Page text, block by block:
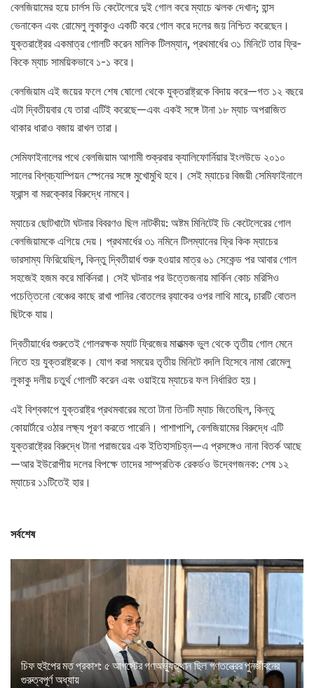
বেলজিয়ামের হয়ে চার্লস ডি কেটেলেরে দুই গোল করে ম্যাচে ঝলক দেখান; হান্স
ভেনাকেন এবং রোমেলু লুকাকুও একটি করে গোল করে দলের জয় নিশ্চিত করেছেন।
যুক্তরাষ্ট্রের একমাত্র গোলটি করেন মালিক টিলম্যান, প্রথমার্ধের ৩১ মিনিটে তার ফ্রি-
কিকে ম্যাচ সাময়িকভাবে ১-১ করে।
বেলজিয়াম এই জয়ের ফলে শেষ ষোলো থেকে যুক্তরাষ্ট্রকে বিদায় করে—গত ১২ বছরে
এটা দ্বিতীয়বার যে তারা এটিই করেছে—এবং একই সঙ্গে টানা ১৮ ম্যাচ অপরাজিত
থাকার ধারাও বজায় রাখল তারা।
সেমিফাইনালের পথে বেলজিয়াম আগামী শুক্রবার ক্যালিফোর্নিয়ার ইংলউডে ২০১০
সালের বিশ্বচ্যাম্পিয়ন স্পেনের সঙ্গে মুখোমুখি হবে। সেই ম্যাচের বিজয়ী সেমিফাইনালে
ফ্রান্স বা মরক্কোর বিরুদ্ধে নামবে।
ম্যাচের ছোটখাটো ঘটনার বিবরণও ছিল নাটকীয়: অষ্টম মিনিটেই ডি কেটেলেরের গোল
বেলজিয়ামকে এগিয়ে দেয়। প্রথমার্ধের ৩১ নমিনে টিলম্যানের ফ্রি কিক ম্যাচের
ভারসাম্য ফিরিয়েছিল, কিন্তু দ্বিতীয়ার্ধ শুরু হওয়ার মাত্র ৬১ সেকেন্ড পর আবার গোল
সহজেই হজম করে মার্কিনরা। সেই ঘটনার পর উত্তেজনায় মার্কিন কোচ মরিসিও
পচেত্তিনো বেঞ্চের কাছে রাখা পানির বোতলের র‍্যাকের ওপর লাথি মারে, চারটি বোতল
ছিটকে যায়।
দ্বিতীয়ার্ধের শুরুতেই গোলরক্ষক ম্যাট ফ্রিজের মারাত্মক ভুল থেকে তৃতীয় গোল মেনে
নিতে হয় যুক্তরাষ্ট্রকে। যোগ করা সময়ের তৃতীয় মিনিটে বদলি হিসেবে নামা রোমেলু
লুকাকু দলীয় চতুর্থ গোলটি করেন এবং ওয়াইয়ে ম্যাচের ফল নির্ধারিত হয়।
এই বিশ্বকাপে যুক্তরাষ্ট্র প্রথমবারের মতো টানা তিনটি ম্যাচ জিতেছিল, কিন্তু
কোয়ার্টারে ওঠার লক্ষ্য পূরণ করতে পারেনি। পাশাপাশি, বেলজিয়ামের বিরুদ্ধে এটি
যুক্তরাষ্ট্রের বিরুদ্ধে টানা পরাজয়ের এক ইতিহাসচিহ্ন—এ প্রসঙ্গেও নানা বিতর্ক আছে
—আর ইউরোপীয় দলের বিপক্ষে তাদের সাম্প্রতিক রেকর্ডও উদ্বেগজনক: শেষ ১২
ম্যাচের ১১টিতেই হার।
সর্বশেষ
চিফ হুইপের মত প্রকাশ: ৫ আগস্টের গণঅভ্যুত্থান ছিল গণতন্ত্রের পুনর্জীবনের
গুরুত্বপূর্ণ অধ্যায়